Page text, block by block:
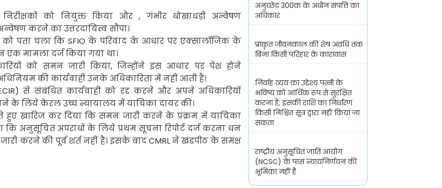
को नियुक्त किया और, गंभीर धोखाधड़ी अन्वेषण
करने का उत्तरदायित्त्व सौंपा।
को पता चला किSFIOके परिवाद के आधार पर एक्सालॉजिक के
मामला दर्ज किया गया था।
को समन जारी किया,जिन्होंने इस आधार पर पेश होने
की कार्यवाही उनके अधिकारिता में नहीं आती है।
से संबंधित कार्यवाही को रद्द करने और अपने अधिकारियों
के लिये केरल उच्च न्यायालय में याचिका दायर की।
खारिज कर दिया कि समन जारी करने के प्रक्रम में याचिका
कि अनुसूचित अपराधों के लिये प्रथम सूचना रिपोर्ट दर्ज करना धन
करने की पूर्व शर्त नहीं है। इसके बादCMRLने खंडपीठ के समक्ष
अनुच्छेद 300क के अधीन संपत्ति का
अधिकार
प्राकृत जीवनकाल की शेष अवधि तक
बिना किसी परिहार के कारावास
निर्वाह व्यय का उद्देश्य पत्नी के
भविष्य को आर्थिक रूप से सुरक्षित
करना है; इसकी राशि का निर्धारण
किसी निश्चित सूत्र द्वारा नहीं किया जा
सकता
राष्ट्रीय अनुसूचित जाति आयोग
(NCSC) के पास न्यायनिर्णयन की
भूमिका नहीं है